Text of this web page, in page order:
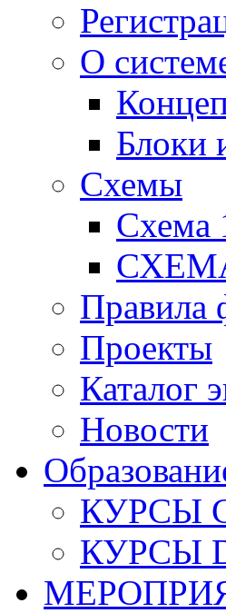
О
Блоки
Схемы
Схема
Правила
Проекты
Каталог
Новости
КУРСЫ
КУРСЫ